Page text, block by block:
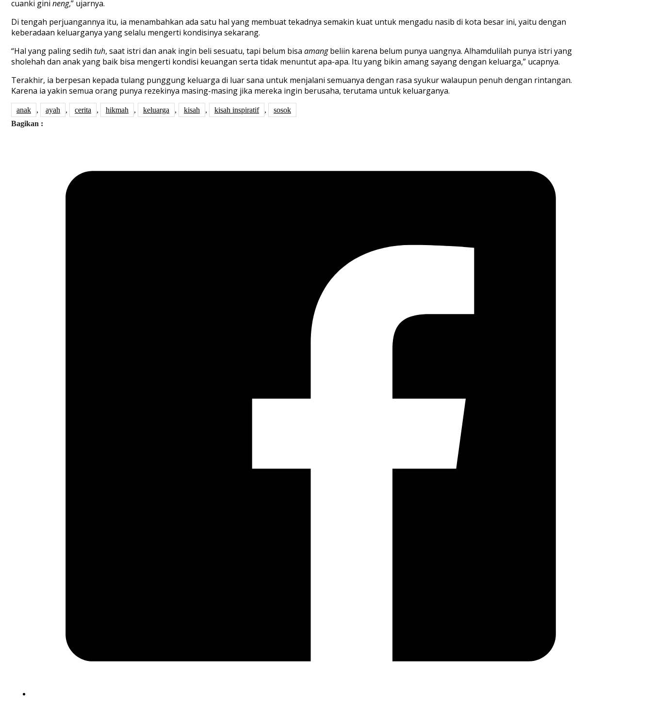
cuanki gini neng,” ujarnya.
Di tengah perjuangannya itu, ia menambahkan ada satu hal yang membuat tekadnya semakin kuat untuk mengadu nasib di kota besar ini, yaitu dengan
keberadaan keluarganya yang selalu mengerti kondisinya sekarang.
“Hal yang palingsedih tuh, saat istri dan anak ingin beli sesuatu, tapi belum bisa amangbeliin karena belum punya uangnya. Alhamdulilah punya istri yang
sholehah dan anakyang baik bisa mengerti kondisi keuangan serta tidak menuntut apa-apa. Itu yang bikin amangsayang dengan keluarga,” ucapnya.
Terakhir, ia berpesan kepada tulang punggung keluarga di luar sana untuk menjalani semuanya dengan rasa syukur walaupun penuh dengan rintangan.
Karena ia yakin semua orang punya rezekinya masing-masing jika mereka ingin berusaha, terutama untuk keluarganya.
anak , ayah , cerita , hikmah , keluarga , kisah , kisah inspiratif ,
sosok
Bagikan :